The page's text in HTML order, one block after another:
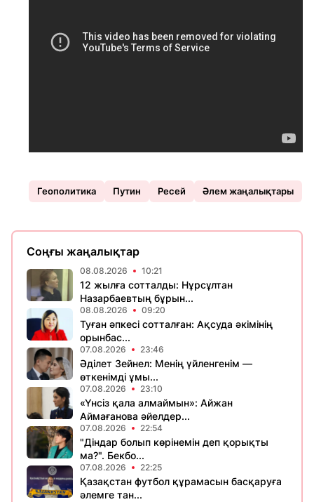
Геополитика Путин Ресей Әлем жаңалықтары
Соңғы жаңалықтар
08.08.2026 10:21
12 жылға сотталды: Нұрсұлтан
Назарбаевтың бұрын...
08.08.2026 09:20
Туған әпкесі сотталған: Ақсуда әкімінің
орынбас...
07.08.2026 23:46
Әділет Зейнел: Менің үйленгенім —
өткенімді ұмы...
07.08.2026 23:10
«Үнсіз қала алмаймын»: Айжан
Аймағанова әйелдер...
07.08.2026 22:54
"Діндар болып көрінемін деп қорықты
ма?". Бекбо...
07.08.2026 22:25
Қазақстан футбол құрамасын басқаруға
әлемге тан...